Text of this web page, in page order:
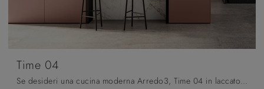
Time 04
Se desideri una cucina moderna Arredo3, Time 04 in laccato opaco ti sta aspettando nel nostro negozio di Cucine Moderne con isola.